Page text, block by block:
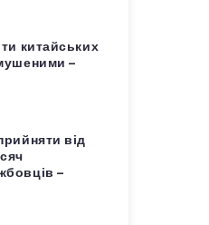
китайських
–
від
–